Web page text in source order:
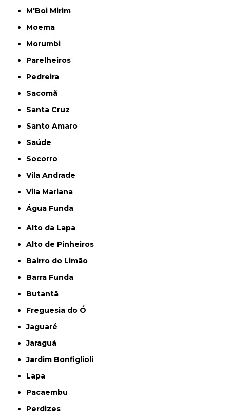
M'Boi Mirim
Moema
Morumbi
Parelheiros
Pedreira
Sacomã
Santa Cruz
Santo Amaro
Saúde
Socorro
Vila Andrade
Vila Mariana
Água Funda
Alto da Lapa
Alto de Pinheiros
Bairro do Limão
Barra Funda
Butantã
Freguesia do Ó
Jaguaré
Jaraguá
Jardim Bonfiglioli
Lapa
Pacaembu
Perdizes